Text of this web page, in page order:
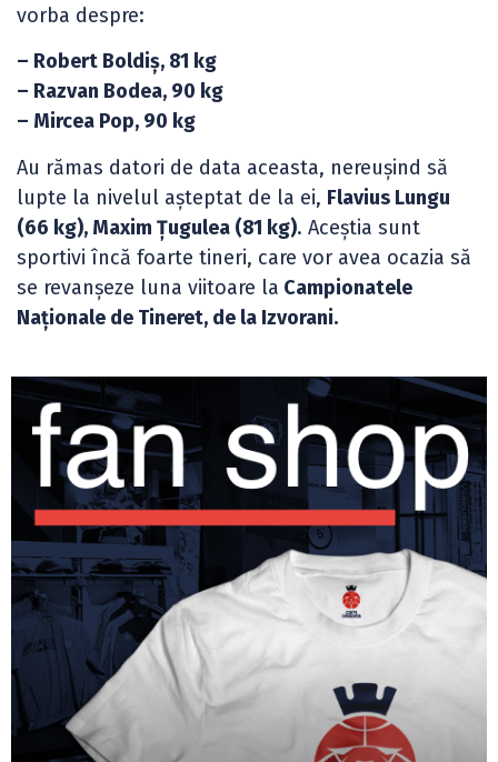
vorba despre:
– Robert Boldiș, 81 kg
– Razvan Bodea, 90 kg
– Mircea Pop, 90 kg
Au rămas datori de data aceasta, nereușind să
lupte la nivelul așteptat de la ei, Flavius Lungu
(66 kg), Maxim Țugulea (81 kg). Aceștia sunt
sportivi încă foarte tineri, care vor avea ocazia să
se revanșeze luna viitoare la Campionatele
Naționale de Tineret, de la Izvorani.